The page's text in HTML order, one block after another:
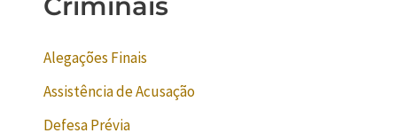
Alegações Finais
Assistência de Acusação
Defesa Prévia